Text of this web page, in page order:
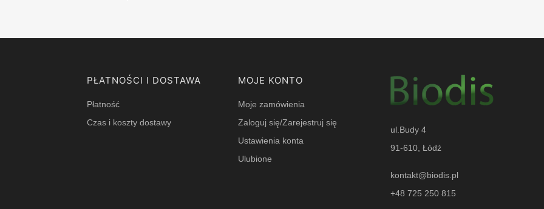
PŁATNOŚCI I DOSTAWA
Płatność
Czas i koszty dostawy
MOJE KONTO
Moje zamówienia
Zaloguj się/Zarejestruj się
Ustawienia konta
Ulubione
ul.Budy 4
91-610, Łódź
kontakt@biodis.pl
+48 725 250 815